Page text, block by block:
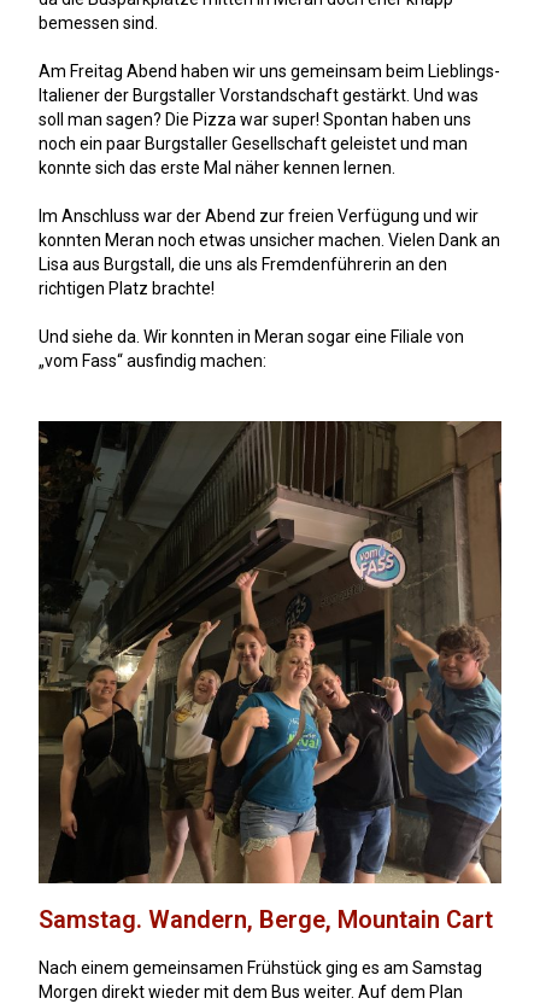
bemessen sind.
Am Freitag Abend haben wir uns gemeinsam beim Lieblings-
Italiener der Burgstaller Vorstandschaft gestärkt. Und was
soll man sagen? Die Pizza war super! Spontan haben uns
noch ein paar Burgstaller Gesellschaft geleistet und man
konnte sich das erste Mal näher kennen lernen.
Im Anschluss war der Abend zur freien Verfügung und wir
konnten Meran noch etwas unsicher machen. Vielen Dank an
Lisa aus Burgstall, die uns als Fremdenführerin an den
richtigen Platz brachte!
Und siehe da. Wir konnten in Meran sogar eine Filiale von
„vom Fass“ ausfindig machen:
Samstag. Wandern, Berge, Mountain Cart
Nach einem gemeinsamen Frühstück ging es am Samstag
Morgen direkt wieder mit dem Bus weiter. Auf dem Plan